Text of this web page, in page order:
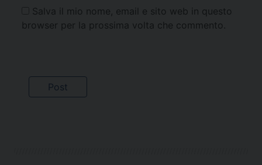
Salva il mio nome, email e sito web in questo
browser per la prossima volta che commento.